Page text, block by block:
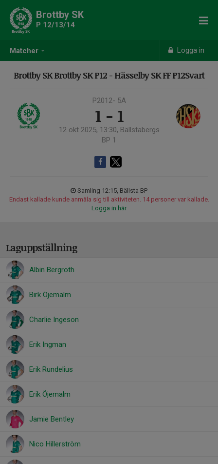
Matcher Logga in
Brottby SK
P 12/13/14
Brottby SK Brottby SK P12 - Hässelby SK FF P12Svart
P2012- 5A
1 - 1
12 okt 2025, 13:30, Bällstabergs
BP 1
Samling 12:15, Bällsta BP
Endast kallade kunde anmäla sig till aktiviteten. 14 personer var kallade.
Logga in här
Laguppställning
Albin Bergroth
Birk Öjemalm
Charlie Ingeson
Erik Ingman
Erik Rundelius
Erik Öjemalm
Jamie Bentley
Nico Hillerström